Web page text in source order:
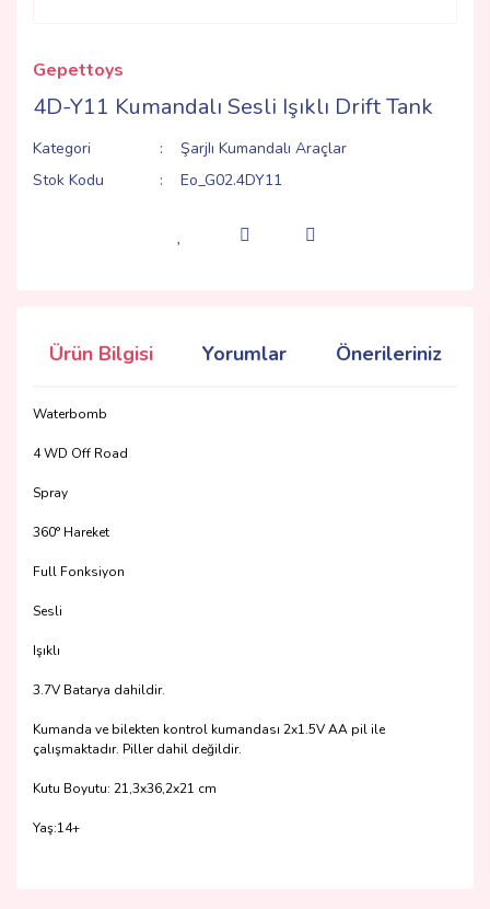
Gepettoys
4D-Y11 Kumandalı Sesli Işıklı Drift Tank
Kategori
ŞarjIı Kumandalı Araçlar
Stok Kodu
Eo_G02.4DY11
Ürün Bilgisi Yorumlar Önerileriniz
Waterbomb
4 WD Off Road
Spray
360° Hareket
Full Fonksiyon
Sesli
Işıklı
3.7V Batarya dahildir.
Kumanda ve bilekten kontrol kumandası 2x1.5V AA pil ile
çalışmaktadır. Piller dahil değildir.
Kutu Boyutu: 21,3x36,2x21 cm
Yaş:14+